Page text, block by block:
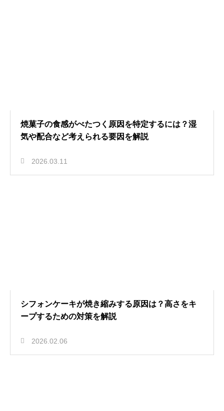
焼菓子の食感がべたつく原因を特定するには？湿
気や配合など考えられる要因を解説
2026.03.11
シフォンケーキが焼き縮みする原因は？高さをキ
ープするための対策を解説
2026.02.06